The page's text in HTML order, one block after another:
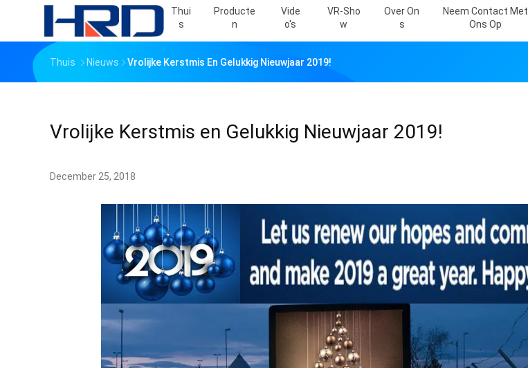
Thui
S
Producte
N
Vide
O's
VR-Sho
W
Over On
S
Neem Contact Met
Ons Op
Thuis Nieuws Vrolijke Kerstmis En Gelukkig Nieuwjaar 2019!
Vrolijke Kerstmis en Gelukkig Nieuwjaar 2019!
December 25, 2018